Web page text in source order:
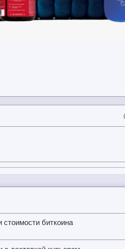
биткоина